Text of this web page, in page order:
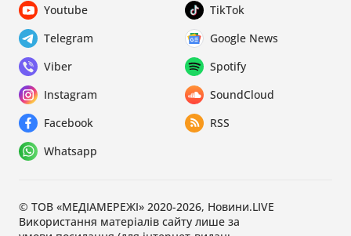
Youtube
TikTok
Telegram
Google News
Viber
Spotify
Instagram
SoundCloud
Facebook
RSS
Whatsapp
© ТОВ «МЕДІАМЕРЕЖІ» 2020-2026, Новини.LIVE
Використання матеріалів сайту лише за